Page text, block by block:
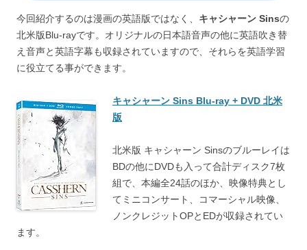
今回紹介するのは漫画の英語版ではなく、 キャシャーン Sinsの
北米版Blu-rayです。オリジナルの日本語音声の他に英語吹き替
え音声と英語字幕も収録されていますので、それらを英語学習
に役立てる事ができます。
キャシャーン Sins Blu-ray + DVD 北米
版
北米版 キャシャーン Sinsのブルーレイは
BDの他にDVDも入って合計ディスク7枚
組で、本編全24話のほか、映像特典とし
てミニコンサート、コマーシャル映像、
ノンクレジットOPとEDが収録されてい
ます。